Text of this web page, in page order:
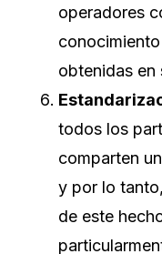
operadores
obtenidas en
todos los
comparten
y por lo
de este